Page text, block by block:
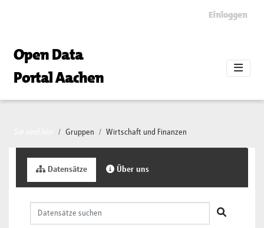
Einloggen
Open Data
Portal Aachen
Gruppen Wirtschaft und Finanzen
Datensätze Über uns